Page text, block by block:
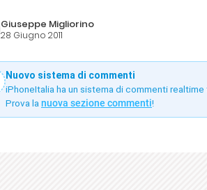
Giuseppe Migliorino
28 Giugno 2011
Nuovo sistema di commenti
iPhoneItalia ha un sistema di commenti
Prova la nuova sezione commenti!